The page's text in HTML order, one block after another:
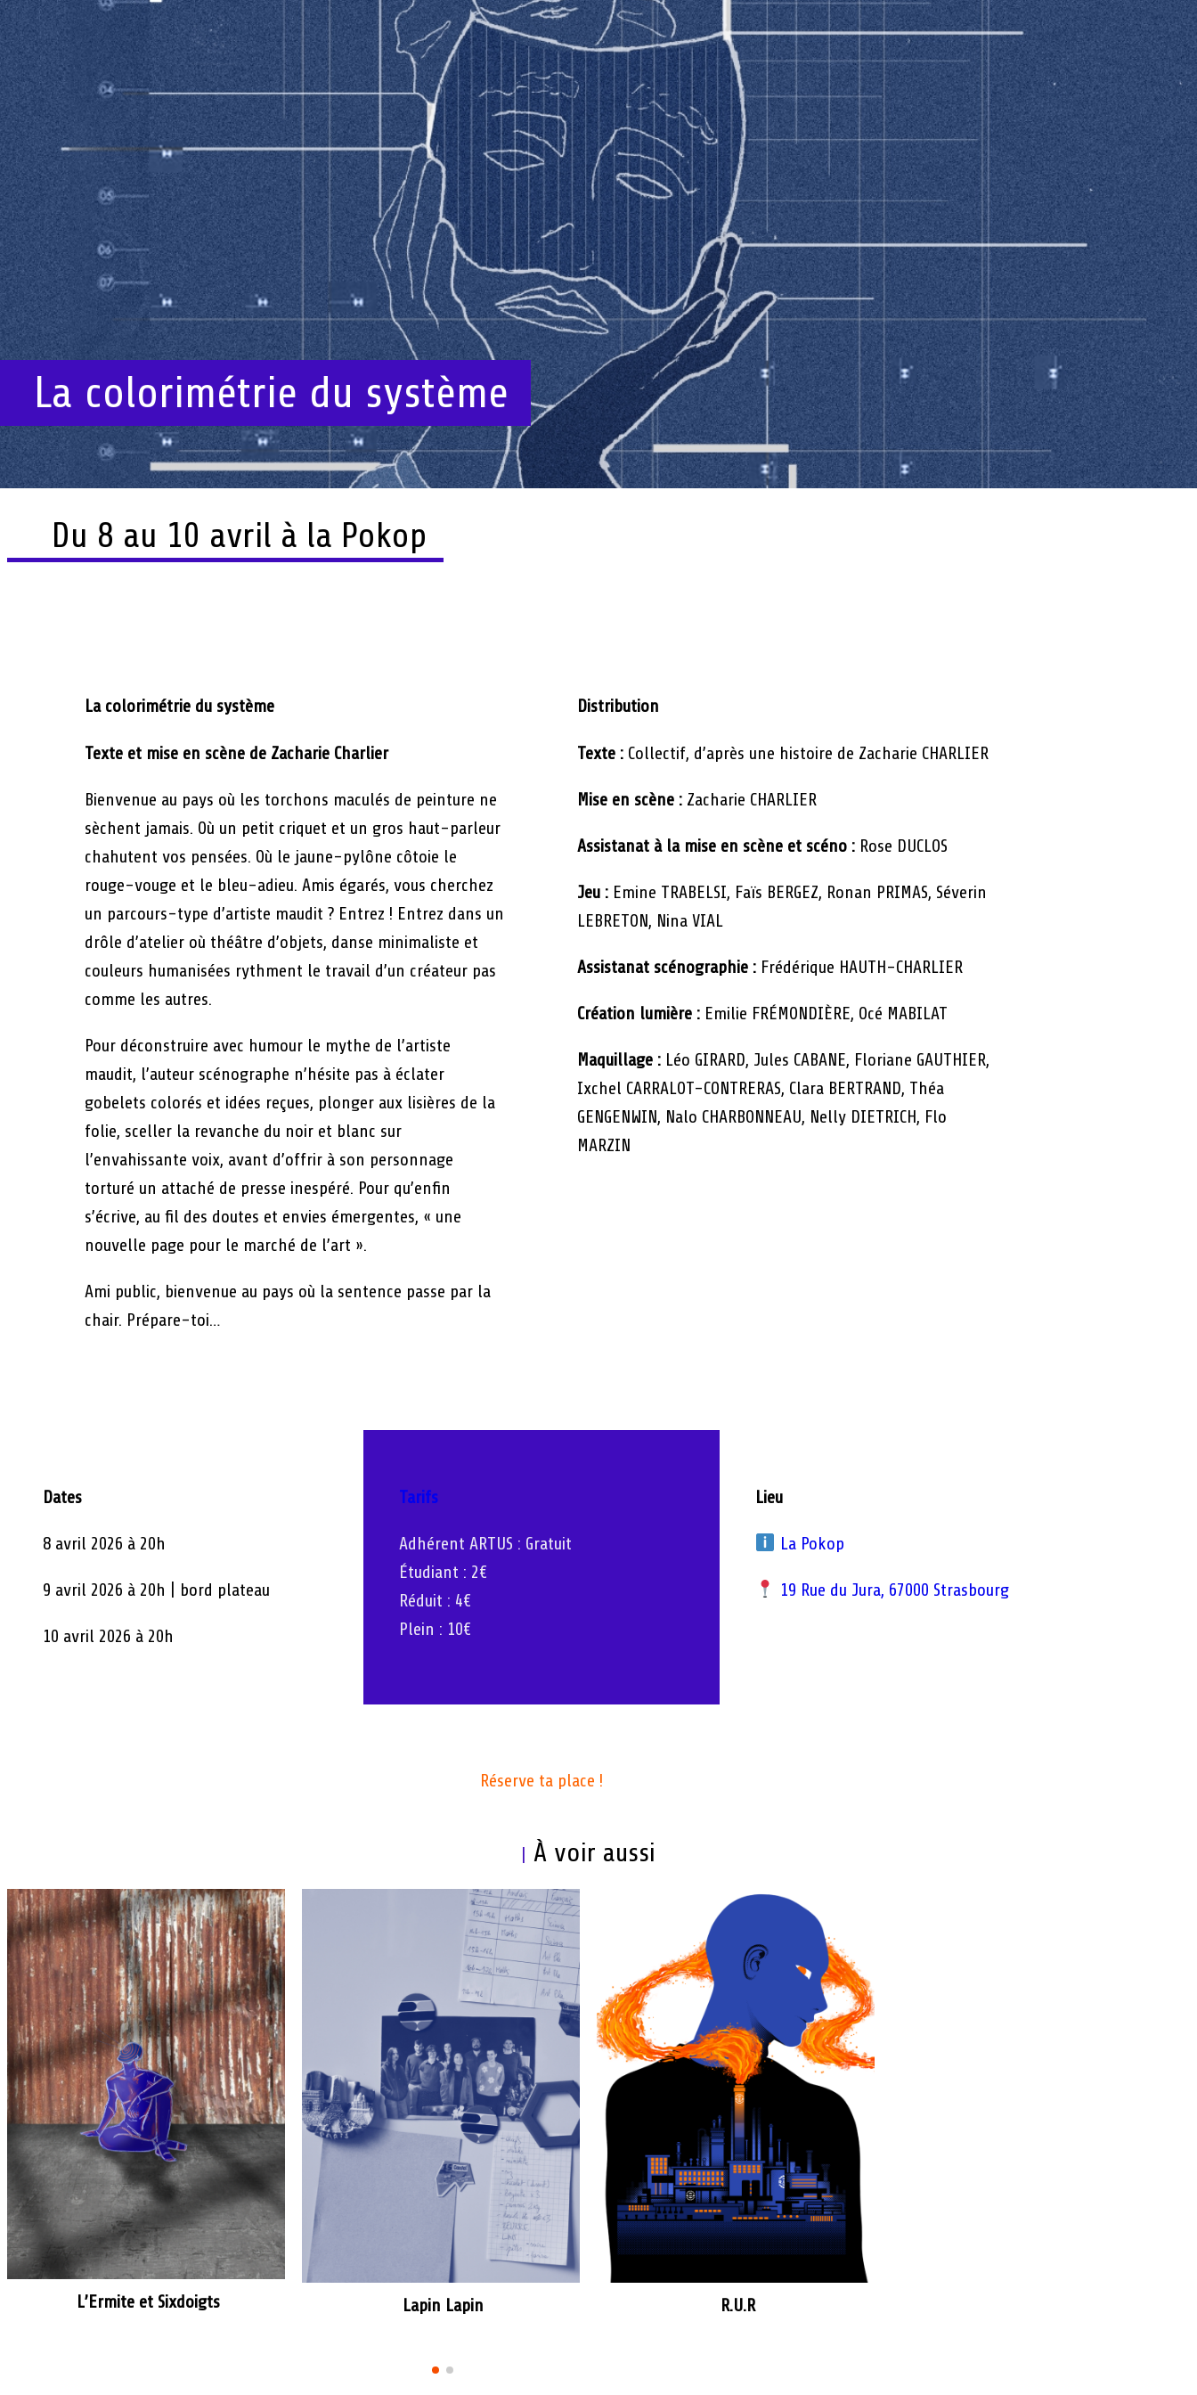
La colorimétrie du système
Du 8 au 10 avril à la Pokop
La colorimétrie du système
Texte et mise en scène de Zacharie Charlier
Bienvenue au pays où les torchons maculés de peinture ne
sèchent jamais. Où un petit criquet et un gros haut-parleur
chahutent vos pensées. Où le jaune-pylône côtoie le
rouge-vouge et le bleu-adieu. Amis égarés, vous cherchez
un parcours-type d’artiste maudit ? Entrez ! Entrez dans un
drôle d’atelier où théâtre d’objets, danse minimaliste et
couleurs humanisées rythment le travail d’un créateur pas
comme les autres.
Pour déconstruire avec humour le mythe de l’artiste
maudit, l’auteur scénographe n’hésite pas à éclater
gobelets colorés et idées reçues, plonger aux lisières de la
folie, sceller la revanche du noir et blanc sur
l’envahissante voix, avant d’offrir à son personnage
torturé un attaché de presse inespéré. Pour qu’enfin
s’écrive, au fil des doutes et envies émergentes, « une
nouvelle page pour le marché de l’art ».
Ami public, bienvenue au pays où la sentence passe par la
chair. Prépare-toi…
Distribution
Texte : Collectif, d’après une histoire de Zacharie CHARLIER
Mise en scène : Zacharie CHARLIER
Assistanat à la mise en scène et scéno : Rose DUCLOS
Jeu : Emine TRABELSI, Faïs BERGEZ, Ronan PRIMAS, Séverin
LEBRETON, Nina VIAL
Assistanat scénographie : Frédérique HAUTH-CHARLIER
Création lumière : Emilie FRÉMONDIÈRE, Océ MABILAT
Maquillage : Léo GIRARD, Jules CABANE, Floriane GAUTHIER,
Ixchel CARRALOT-CONTRERAS, Clara BERTRAND, Théa
GENGENWIN, Nalo CHARBONNEAU, Nelly DIETRICH, Flo
MARZIN
Dates
8 avril 2026 à 20h
9 avril 2026 à 20h | bord plateau
10 avril 2026 à 20h
Tarifs
Adhérent ARTUS : Gratuit
Étudiant : 2€
Réduit : 4€
Plein : 10€
Lieu
La Pokop
19 Rue du Jura, 67000 Strasbourg
Réserve ta place !
À voir aussi
L’Ermite et Sixdoigts Lapin Lapin R.U.R